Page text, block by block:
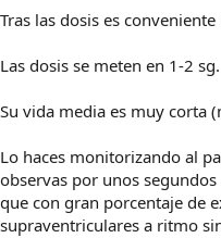
Tras las dosis es
Las dosis se meten en 1-2 sg.
Su vida media es muy corta
Lo haces monitorizando al
observas por unos
que con gran porcentaje de
supraventriculares a ritmo